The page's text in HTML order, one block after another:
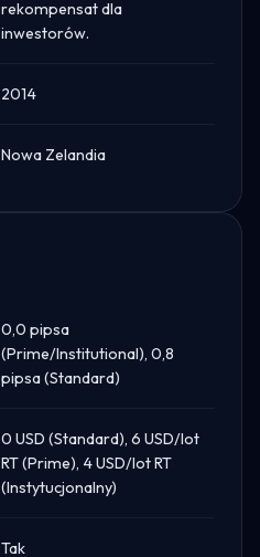
rekompensat dla
inwestorów.
2014
Nowa Zelandia
0,0 pipsa
(Prime/Institutional), 0,8
pipsa (Standard)
0 USD (Standard), 6 USD/lot
RT (Prime), 4 USD/lot RT
(Instytucjonalny)
Tak